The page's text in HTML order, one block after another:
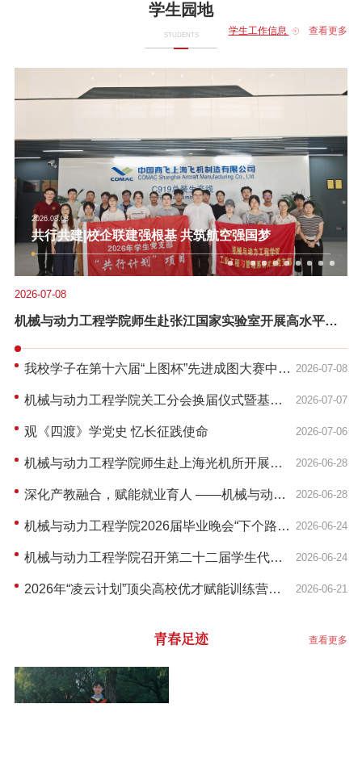
学生园地
STUDENTS 学生工作信息 查看更多
2026.08.08
特等奖！全国大学生节能减排大赛再创佳绩！
2026-07-08
机械与动力工程学院师生赴张江国家实验室开展高水平学
我校学子在第十六届“上图杯”先进成图大赛中斩 2026-07-08
机械与动力工程学院关工分会换届仪式暨基
2026-07-07
观《四渡》学党史 忆长征践使命 2026-07-06
机械与动力工程学院师生赴上海光机所开展高
2026-06-28
深化产教融合，赋能就业育人 ——机械与动力
2026-06-28
机械与动力工程学院2026届毕业晚会“下个路口
2026-06-24
机械与动力工程学院召开第二十二届学生代表
2026-06-24
2026年“凌云计划”顶尖高校优才赋能训练营顺
2026-06-21
青春足迹 查看更多